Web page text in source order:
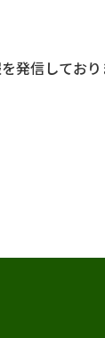
発信しており